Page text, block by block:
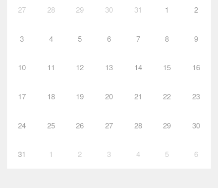
27 28 29 30 31 1 2
3 4 5 6 7 8 9
10 11 12 13 14 15 16
17 18 19 20 21 22 23
24 25 26 27 28 29 30
31 1 2 3 4 5 6